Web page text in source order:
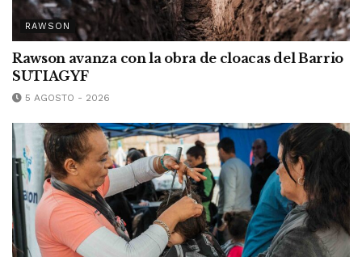
RAWSON
Rawson avanza con la obra de cloacas del Barrio
SUTIAGYF
5 AGOSTO - 2026